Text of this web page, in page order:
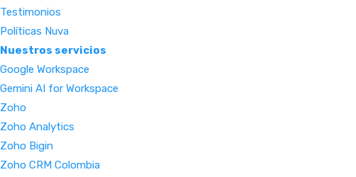
Testimonios
Políticas Nuva
Nuestros servicios
Google Workspace
Gemini AI for Workspace
Zoho
Zoho Analytics
Zoho Bigin
Zoho CRM Colombia